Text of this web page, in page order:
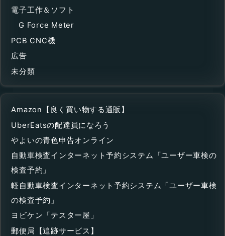
電子工作＆ソフト
G Force Meter
PCB CNC機
広告
未分類
Amazon【良く買い物する通販】
UberEatsの配達員になろう
やよいの青色申告オンライン
自動車検査インターネット予約システム「ユーザー車検の
検査予約」
軽自動車検査インターネット予約システム「ユーザー車検
の検査予約」
ヨビケン「テスター屋」
郵便局【追跡サービス】